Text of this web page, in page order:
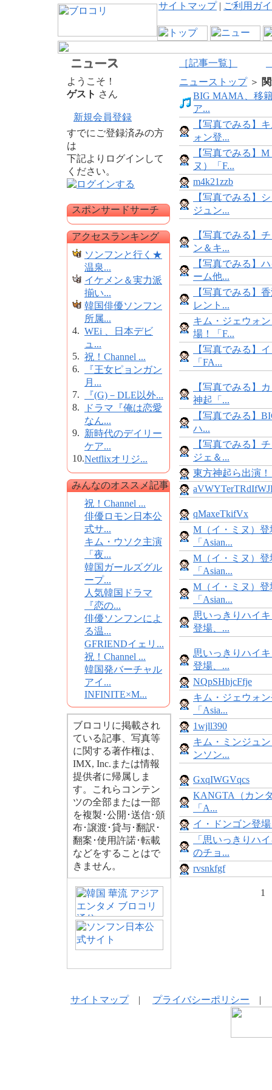
サイトマップ| ご利用ガ
［記事一覧］
ようこそ！
ゲスト さん
新規会員登録
すでにご登録済みの方
は
下記よりログインして
ください。
スポンサードサーチ
アクセスランキング
ソンフンと行く★
温泉...
イケメン＆実力派
揃い...
韓国俳優ソンフン
所属...
4. WEi 、日本デビ
ュ...
5. 祝！Channel ...
6.
『王女ピョンガン
月...
7.
『(G)－DLE以外...
8.
ドラマ『俺は恋愛
なん...
9. 新時代のデイリー
ケア...
10.Netflixオリジ...
みんなのオススメ記事
祝！Channel ...
俳優ロモン日本公
式サ...
キム・ウソク主演
「夜...
韓国ガールズグル
ープ...
人気韓国ドラマ
『恋の...
俳優ソンフンによ
る温...
GFRIENDイェリ...
祝！Channel ...
韓国発バーチャル
アイ...
INFINITE×M...
ブロコリに掲載され
ている記事、写真等
に関する著作権は、
IMX, Inc.または情報
提供者に帰属しま
す。これらコンテン
ツの全部または一部
を複製･公開･送信･頒
布･譲渡･貸与･翻訳･
翻案･使用許諾･転載
などをすることはで
きません。
ニューストップ＞
BIG MAMA、移
ア...
【写真でみる】
ォン登...
【写真でみる】
ヌ）「F...
m4k21zzb
【写真でみる】
ジュン...
【写真でみる】
ン＆キ...
【写真でみる】
ーム他...
【写真でみる】
レント...
キム・ジェウォ
場！「F...
【写真でみる】
「FA...
【写真でみる】
神起「...
【写真でみる】
ハ...
【写真でみる】
ジェ＆...
東方神起ら出演
qMaxeTkifVx
M（イ・ミヌ）登
「Asian...
M（イ・ミヌ）登
「Asian...
M（イ・ミヌ）登
「Asian...
思いっきりハイ
登場、...
思いっきりハイ
登場、...
NQpSHhjcFfje
キム・ジェウォ
「Asia...
1wjll390
キム・ミンジュ
ンソン...
GxqIWGVqcs
KANGTA（カン
「A...
イ・ドンゴン登
「思いっきりハ
のチョ...
rvsnkfgf
1
サイトマップ| プライバシーポリシー